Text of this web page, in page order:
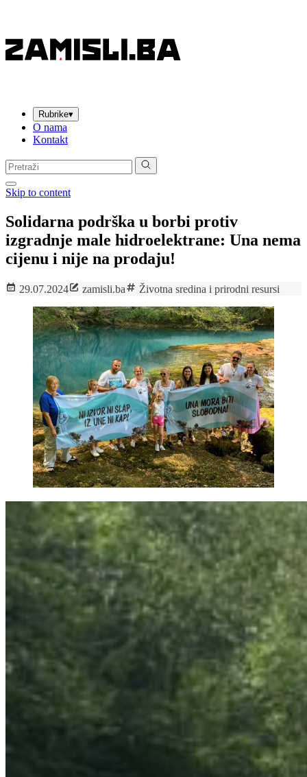
Rubrike▾
O nama
Kontakt
Pretraga:
Skip to content
Solidarna podrška u borbi protiv
izgradnje male hidroelektrane: Una nema
cijenu i nije na prodaju!
29.07.2024 zamisli.ba Životna sredina i prirodni resursi